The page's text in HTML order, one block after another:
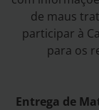
de maus
participar à
para os
Entrega de